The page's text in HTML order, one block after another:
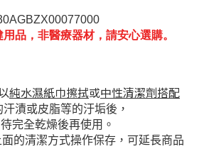
品，非醫療器材，請安心選購。
純水濕紙巾擦拭或中性清潔劑搭配
汗漬或皮脂等的汙垢後，
完全乾燥後再使用。
的清潔方式操作保存，可延長商品